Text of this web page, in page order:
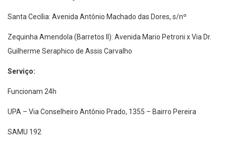
Santa Cecília: Avenida Antônio Machado das Dores, s/nº
Zequinha Amendola (Barretos II): Avenida Mario Petroni x Via Dr.
Guilherme Seraphico de Assis Carvalho
Serviço:
Funcionam 24h
UPA – Via Conselheiro Antônio Prado, 1355 – Bairro Pereira
SAMU 192